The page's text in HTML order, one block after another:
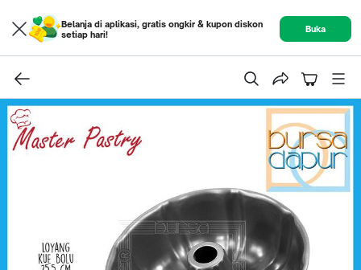
Belanja di aplikasi, gratis ongkir & kupon diskon
setiap hari!
Buka